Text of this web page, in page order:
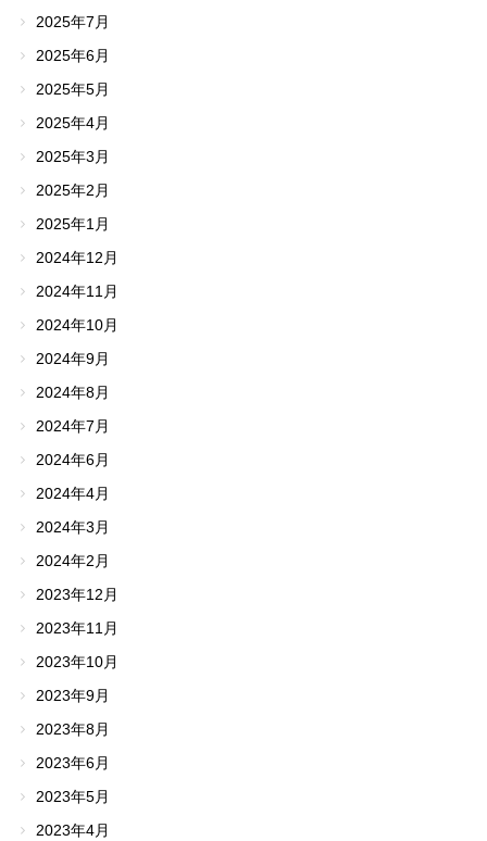
2025年7月
2025年6月
2025年5月
2025年4月
2025年3月
2025年2月
2025年1月
2024年12月
2024年11月
2024年10月
2024年9月
2024年8月
2024年7月
2024年6月
2024年4月
2024年3月
2024年2月
2023年12月
2023年11月
2023年10月
2023年9月
2023年8月
2023年6月
2023年5月
2023年4月